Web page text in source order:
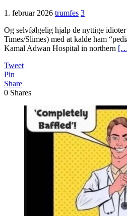
1. februar 2026 trumfes 3
Og selvfølgelig hjalp de nyttige
Times/Slimes) med at kalde ham
Kamal Adwan Hospital in northern
Tweet
Pin
Share
0 Shares